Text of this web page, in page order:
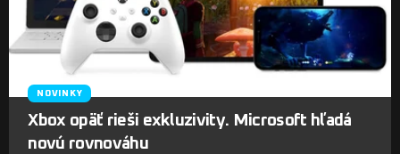
NOVINKY
Xbox opäť rieši exkluzivity. Microsoft hľadá
novú rovnováhu